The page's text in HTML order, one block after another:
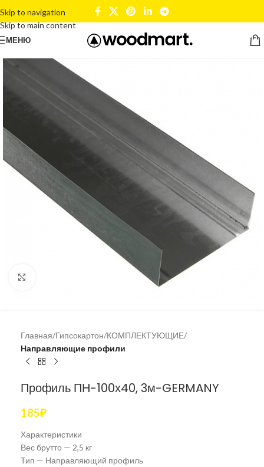
Skip to navigation
Skip to main content
МЕНЮ
Главная Гипсокартон КОМПЛЕКТУЮЩИЕ
Направляющие профили
Профиль ПН-100х40, 3м-GERMANY
185₽
Характеристики
Вес брутто — 2,5 кг
Тип — Направляющий профиль